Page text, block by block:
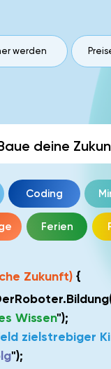
deine
Zukunft) {
Wissen");
zielstrebiger
");
Coding
Ferien
werden